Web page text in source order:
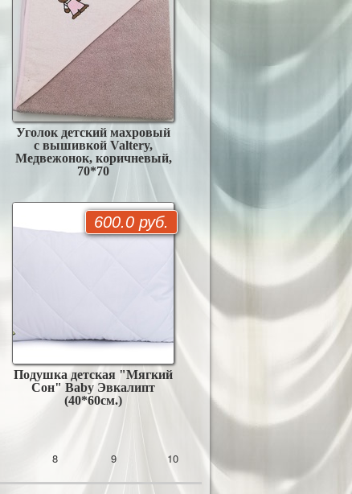
Уголок детский махровый
с вышивкой Valtery,
Медвежонок, коричневый,
70*70
Подушка детская "Мягкий
Сон" Baby Эвкалипт
(40*60см.)
600.0 руб.
8 9 10